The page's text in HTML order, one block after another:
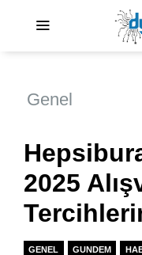
Genel
2025
GENEL GUNDEM